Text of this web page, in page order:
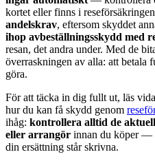
kortet eller finns i
andelskrav, eftersom skyddet
ihop avbeställningsskydd med
resan, det andra under. Med de
överraskningen av alla: att betala
göra.
För att täcka in dig fullt ut, läs
hur du kan få skydd genom
ihåg: kontrollera alltid de
eller arrangör innan du köper —
din ersättning står skrivna.